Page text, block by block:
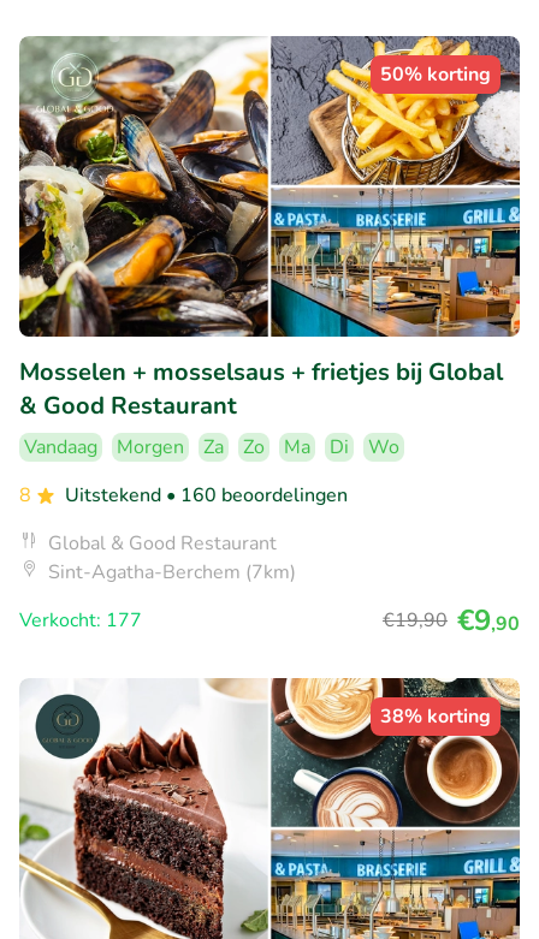
50% korting
Mosselen + mosselsaus + frietjes bij Global
& Good Restaurant
Vandaag Morgen Za Zo Ma Di
Wo
8
Uitstekend • 160 beoordelingen
Global & Good Restaurant
Sint-Agatha-Berchem (7km)
Verkocht: 177
€19,90 €9,90
38% korting